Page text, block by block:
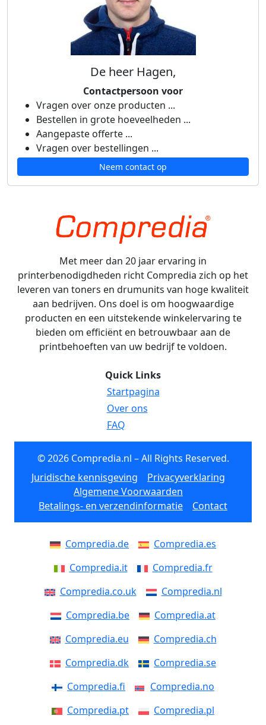
De heer Hagen,
Contactpersoon voor
Vragen over onze producten ...
Bestellen in grote hoeveelheden ...
Aangepaste offerte ...
Vragen over bestellingen ...
Neem contact op
Met meer dan 20 jaar ervaring in
printerbenodigdheden richt Compredia zich op het
leveren van toners en drumunits van hoge kwaliteit
aan bedrijven. Ons doel is om hoogwaardige
producten en een uitstekende winkelervaring te
bieden om efficiënt en betrouwbaar aan de
printbehoeften van uw bedrijf te voldoen.
Quick Links
Startpagina
Over ons
FAQ
© 2026 Compredia.nl – All Rights Reserved.
Juridische kennisgeving
Privacyverklaring
Algemene Voorwaarden
Betalings- en verzendinformatie
Contact
Compredia.de
Compredia.es
Compredia.it
Compredia.fr
Compredia.co.uk
Compredia.nl
Compredia.be
Compredia.at
Compredia.eu
Compredia.ch
Compredia.dk
Compredia.se
Compredia.fi
Compredia.no
Compredia.pt
Compredia.pl